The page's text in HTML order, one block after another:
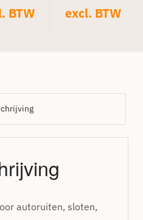
BTW
excl. BTW
autoruiten, sloten,